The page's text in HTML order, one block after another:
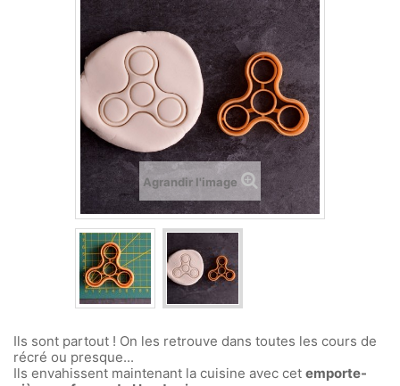
Agrandir l'image
Ils sont partout ! On les retrouve dans toutes les cours de
récré ou presque...
Ils envahissent maintenant la cuisine avec cet emporte-